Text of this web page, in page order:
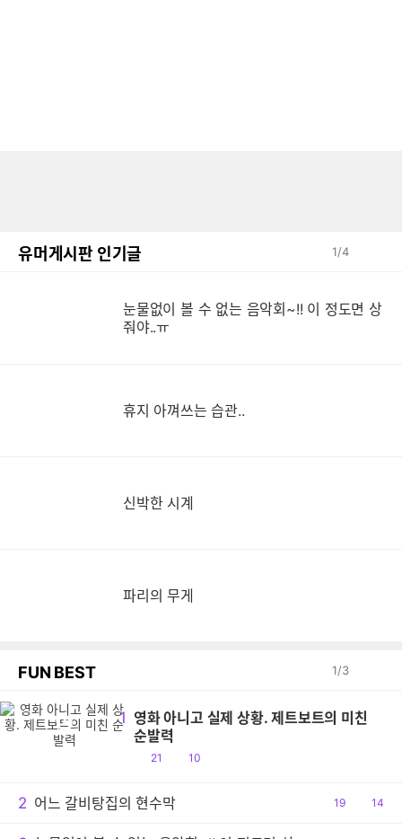
유머게시판 인기글 1/4
눈물없이 볼 수 없는 음악회~!! 이 정도면 상
줘야..ㅠ
휴지 아껴쓰는 습관..
신박한 시계
파리의 무게
FUN BEST 1/3
1 영화 아니고 실제 상황. 제트보트의 미친
순발력
공
21
댓
10
영
2 어느 갈비탕집의 현수막
공
19
댓
14